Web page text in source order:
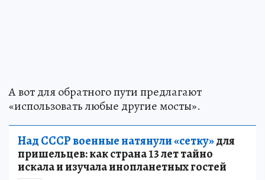
А вот для обратного пути предлагают
«использовать любые другие мосты».
Над СССР военные натянули «сетку»для
пришельцев: как страна 13 лет тайно
искала и изучала инопланетных гостей